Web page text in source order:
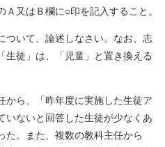
又はＢ欄に○印を記入すること。
いて、論述しなさい。なお、志
生徒」は、「児童」と置き換える
から、「昨年度に実施した生徒ア
いないと回答した生徒が少なくあ
た。また、複数の教科主任から